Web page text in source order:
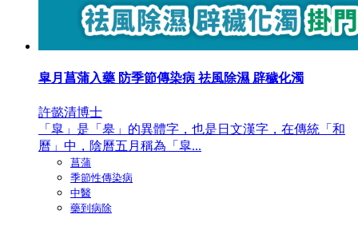
皐月菖蒲入藥 防季節傳染病 祛風除濕 辟穢化濁
許懿清博士
「皐」是「皋」的異體字，也是日文漢字，在傳統「和
曆」中，陰曆五月稱為「皐...
菖蒲
季節性傳染病
中醫
藥到病除